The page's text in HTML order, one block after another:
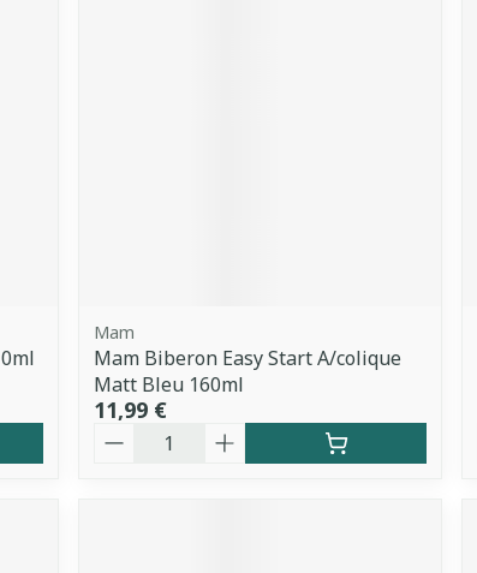
Mam
Mam Biberon Easy Start A/colique
Matt Bleu 160ml
11,99 €
Quantité